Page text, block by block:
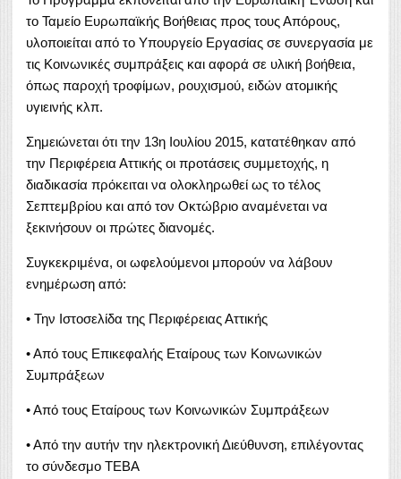
το Ταμείο Ευρωπαϊκής Βοήθειας προς τους Απόρους,
υλοποιείται από το Υπουργείο Εργασίας σε συνεργασία με
τις Κοινωνικές συμπράξεις και αφορά σε υλική βοήθεια,
όπως παροχή τροφίμων, ρουχισμού, ειδών ατομικής
υγιεινής κλπ.
Σημειώνεται ότι την 13η Ιουλίου 2015, κατατέθηκαν από
την Περιφέρεια Αττικής οι προτάσεις συμμετοχής, η
διαδικασία πρόκειται να ολοκληρωθεί ως το τέλος
Σεπτεμβρίου και από τον Οκτώβριο αναμένεται να
ξεκινήσουν οι πρώτες διανομές.
Συγκεκριμένα, οι ωφελούμενοι μπορούν να λάβουν
ενημέρωση από:
• Την Ιστοσελίδα της Περιφέρειας Αττικής
• Από τους Επικεφαλής Εταίρους των Κοινωνικών
Συμπράξεων
• Από τους Εταίρους των Κοινωνικών Συμπράξεων
• Από την αυτήν την ηλεκτρονική Διεύθυνση, επιλέγοντας
το σύνδεσμο ΤΕΒΑ